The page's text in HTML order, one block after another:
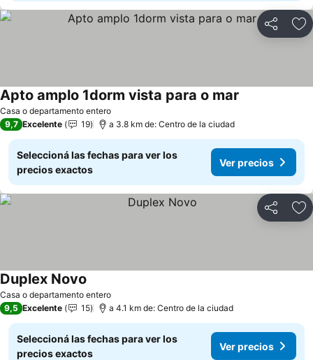
Compartir
Casa o departamento entero
Apto amplo 1dorm vista para o mar
9,7 Excelente 19 a 3.8 km de: Centro de la ciudad
Seleccioná las fechas para ver los
precios exactos
Ver precios
Compartir
Casa o departamento entero
Duplex Novo
9,5 Excelente 15 a 4.1 km de: Centro de la ciudad
Seleccioná las fechas para ver los
precios exactos
Ver precios